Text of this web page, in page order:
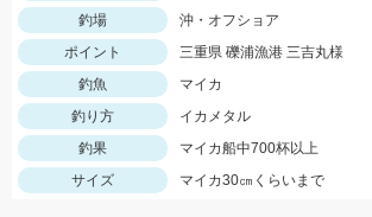
釣場
沖・オフショア
ポイント
三重県 礫浦漁港 三吉丸様
釣魚
マイカ
釣り方
イカメタル
釣果
マイカ船中700杯以上
サイズ
マイカ30㎝くらいまで